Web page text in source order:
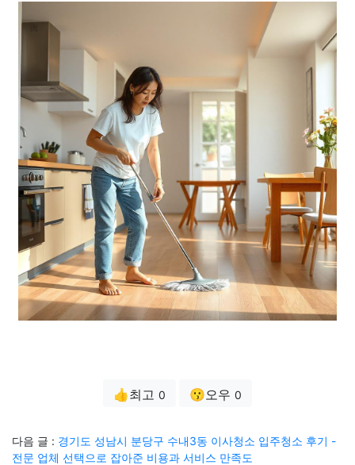
👍최고 0 😗오우 0
다음 글 : 경기도 성남시 분당구 수내3동 이사청소 입주청소 후기 -
전문 업체 선택으로 잡아준 비용과 서비스 만족도